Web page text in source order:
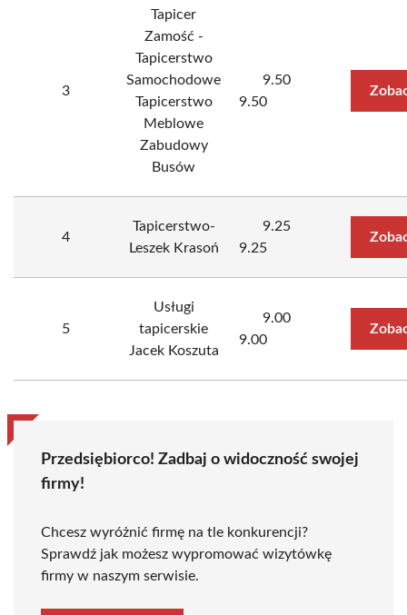
3
Tapicer
Zamość -
Tapicerstwo
Samochodowe
Tapicerstwo
Meblowe
Zabudowy
Busów
9.50
9.50
4
Tapicerstwo-
Leszek Krasoń
9.25
9.25
5
Usługi
tapicerskie
Jacek Koszuta
9.00
9.00
Przedsiębiorco! Zadbaj o widoczność swojej
firmy!
Chcesz wyróżnić firmę na tle konkurencji?
Sprawdź jak możesz wypromować wizytówkę
firmy w naszym serwisie.